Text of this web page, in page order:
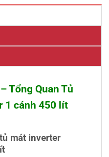
Tổng Quan Tủ
1 cánh 450 lít
mát inverter